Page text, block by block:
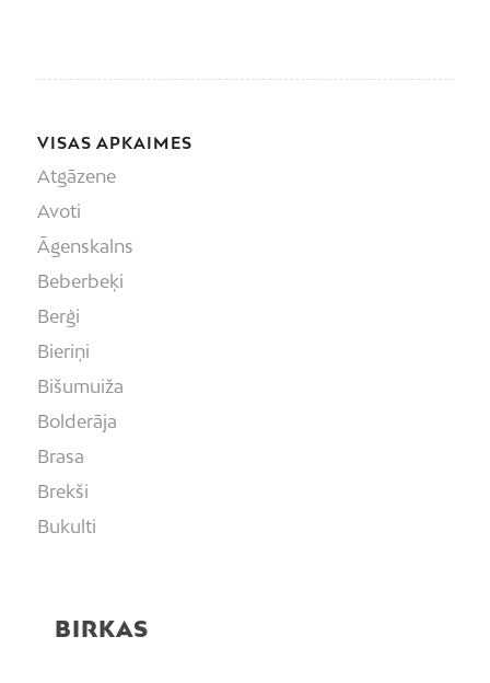
VISAS APKAIMES
Atgāzene
Avoti
Āgenskalns
Beberbeķi
Berģi
Bieriņi
Bišumuiža
Bolderāja
Brasa
Brekši
Bukulti
Čiekurkalns
BIRKAS